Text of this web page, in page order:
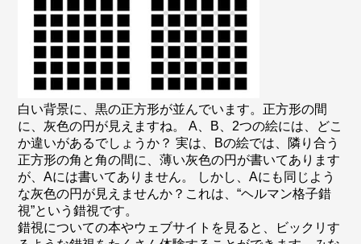
白い背景に、黒の正方形が並んでいます。正方形の間
に、灰色の円が見えますね。 A、B、2つの絵には、どこ
か違いがあるでしょうか？ 実は、Bの絵では、隣り合う
正方形の角と角の間に、薄い灰色の円が書いてあります
が、Aには書いてありません。 しかし、Aにも同じよう
な灰色の円が見えませんか？これは、“ヘルマン格子錯
視”という錯視です。
錯視についての本やウェブサイトを見ると、ビックリす